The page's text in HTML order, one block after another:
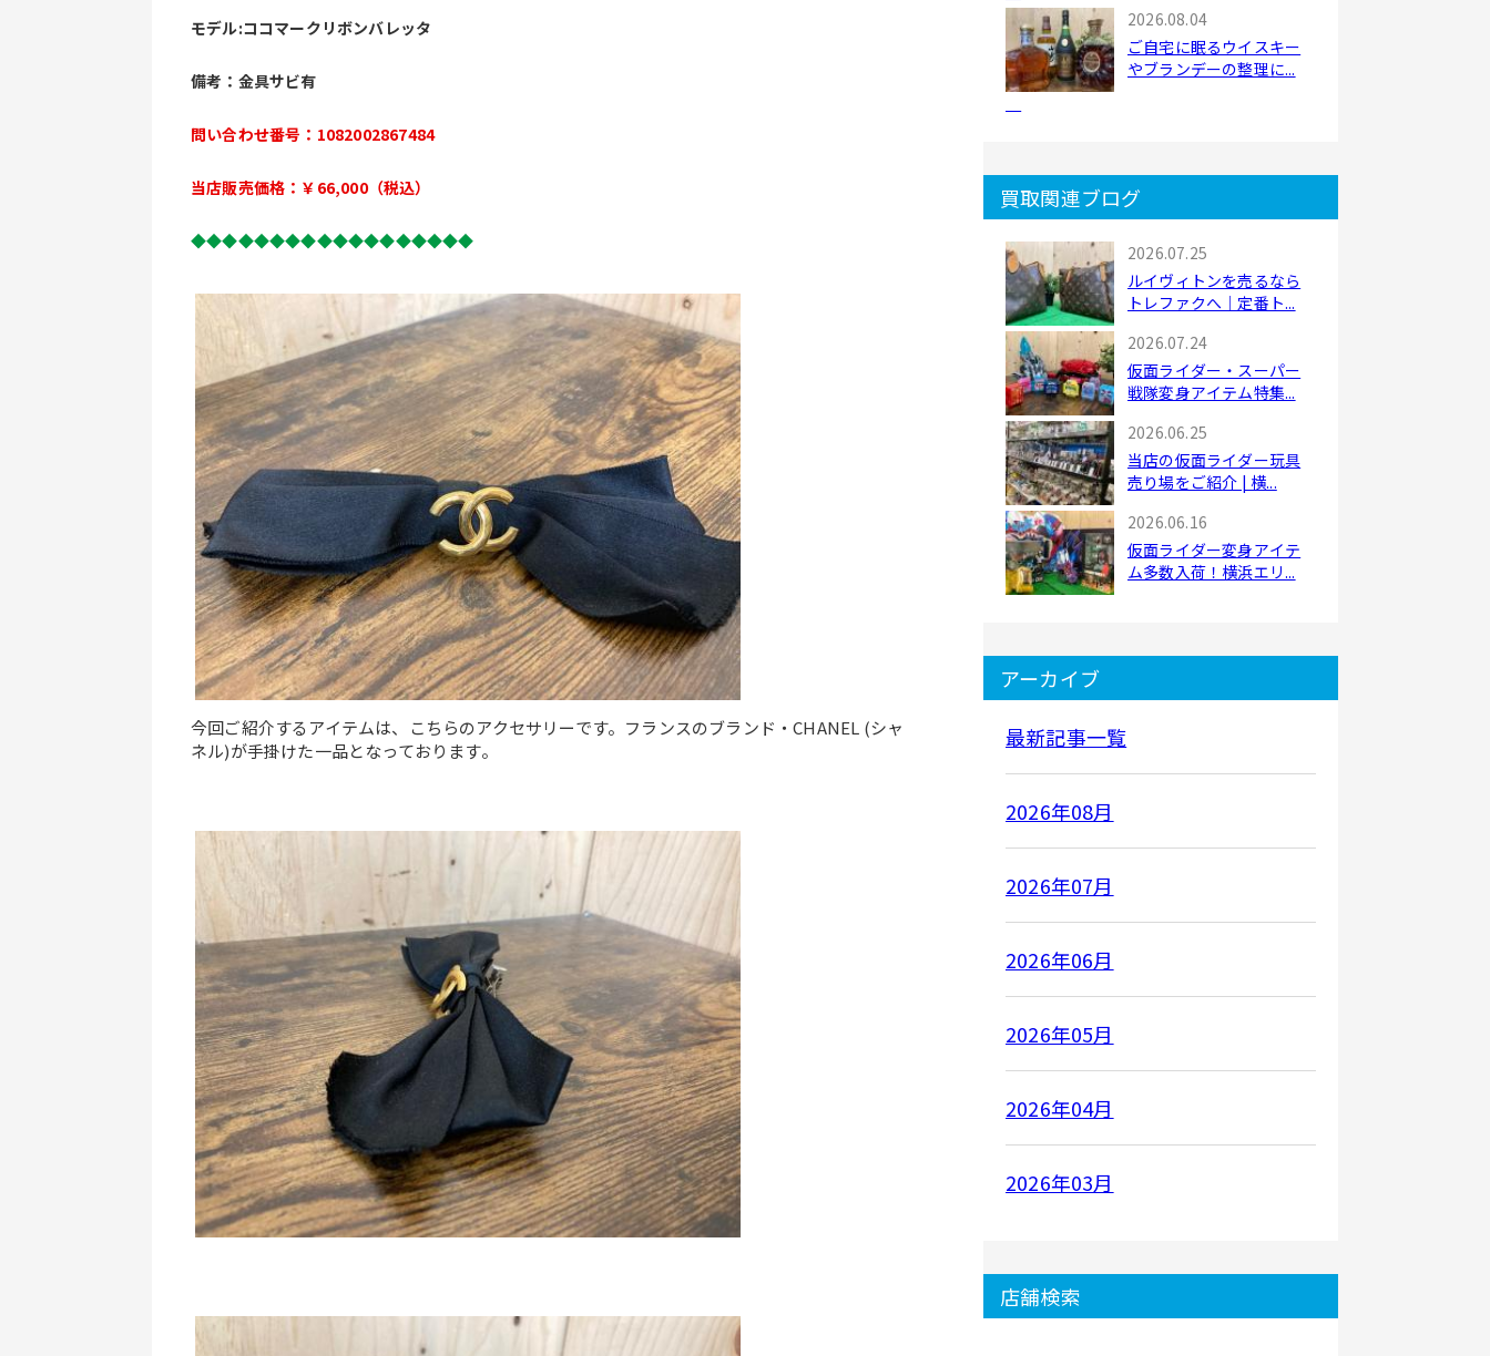
モデル:ココマークリボンバレッタ
備考：金具サビ有
問い合わせ番号：1082002867484
当店販売価格：￥66,000（税込）
◆◆◆◆◆◆◆◆◆◆◆◆◆◆◆◆◆◆
今回ご紹介するアイテムは、こちらのアクセサリーです。フランスのブランド・CHANEL (シャ
ネル)が手掛けた一品となっております。
2026.08.04
ご自宅に眠るウイスキー
やブランデーの整理に...
買取関連ブログ
2026.07.25
ルイヴィトンを売るなら
トレファクへ｜定番ト...
2026.07.24
仮面ライダー・スーパー
戦隊変身アイテム特集...
2026.06.25
当店の仮面ライダー玩具
売り場をご紹介 | 横...
2026.06.16
仮面ライダー変身アイテ
ム多数入荷！横浜エリ...
アーカイブ
最新記事一覧
2026年08月
2026年07月
2026年06月
2026年05月
2026年04月
2026年03月
店舗検索